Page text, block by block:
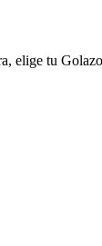
elige tu